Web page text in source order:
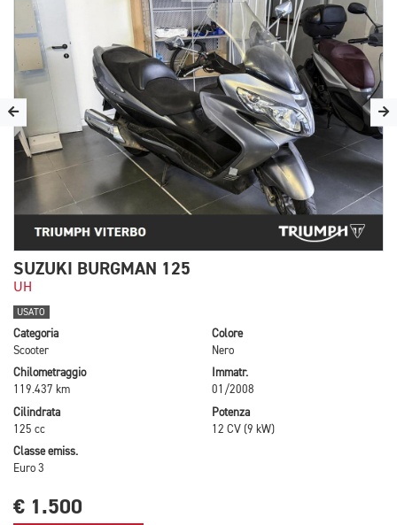
SUZUKI BURGMAN 125
UH
USATO
Categoria
Scooter
Colore
Nero
Chilometraggio
119.437 km
Immatr.
01/2008
Cilindrata
125 cc
Potenza
12 CV (9 kW)
Classe emiss.
Euro 3
€ 1.500